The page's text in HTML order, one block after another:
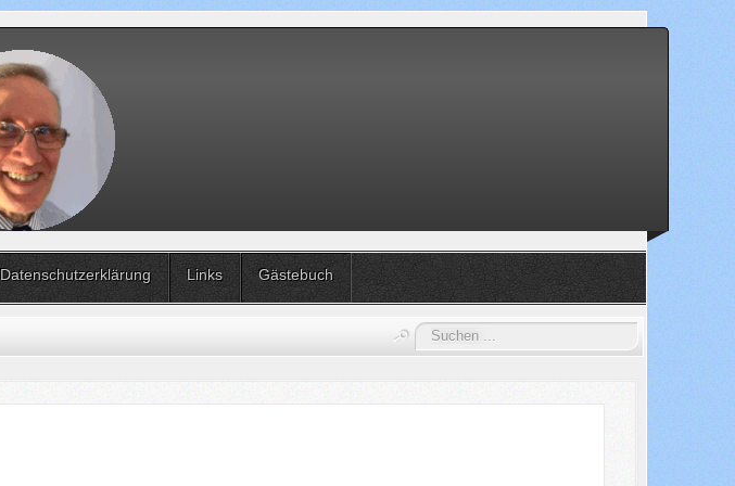
Datenschutzerklärung Links Gästebuch
Suchen
...